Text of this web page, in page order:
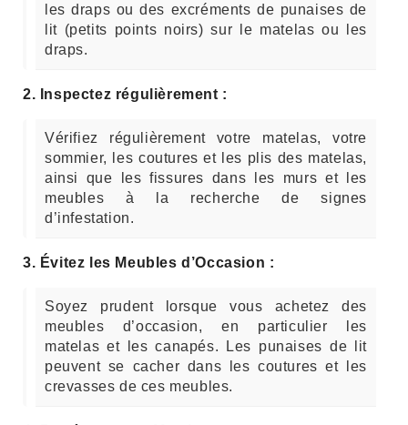
les draps ou des excréments de punaises de
lit (petits points noirs) sur le matelas ou les
draps.
2. Inspectez régulièrement :
Vérifiez régulièrement votre matelas, votre
sommier, les coutures et les plis des matelas,
ainsi que les fissures dans les murs et les
meubles à la recherche de signes
d’infestation.
3. Évitez les Meubles d’Occasion :
Soyez prudent lorsque vous achetez des
meubles d’occasion, en particulier les
matelas et les canapés. Les punaises de lit
peuvent se cacher dans les coutures et les
crevasses de ces meubles.